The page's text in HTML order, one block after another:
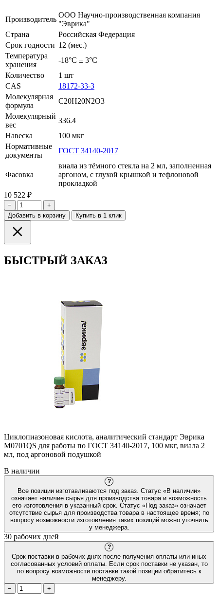
Производитель
ООО Научно-производственная компания
"Эврика"
Страна
Российская Федерация
Срок годности 12 (мес.)
Температура
хранения
-18°С ± 3°С
Количество
1 шт
CAS
18172-33-3
Молекулярная
формула
C20H20N2O3
Молекулярный
вес
336.4
Навеска
100 мкг
Нормативные
документы
ГОСТ 34140-2017
Фасовка
виала из тёмного стекла на 2 мл, заполненная
аргоном, с глухой крышкой и тефлоновой
прокладкой
10 522 ₽
−
+
Добавить в корзину
Купить в 1 клик
БЫСТРЫЙ ЗАКАЗ
Циклопиазоновая кислота, аналитический стандарт Эврика
M0701QS для работы по ГОСТ 34140-2017, 100 мкг, виала 2
мл, под аргоновой подушкой
В наличии
?
Все позиции изготавливаются под заказ. Статус «В наличии»
означает наличие сырья для производства товара и возможность
его изготовления в указанный срок. Статус «Под заказ» означает
отсутствие сырья для производства товара в настоящее время; по
вопросу возможности изготовления таких позиций можно уточнить
у менеджера.
30 рабочих дней
?
Срок поставки в рабочих днях после получения оплаты или иных
согласованных условий оплаты. Если срок поставки не указан, то
по вопросу возможности поставки такой позиции обратитесь к
менеджеру.
−
+